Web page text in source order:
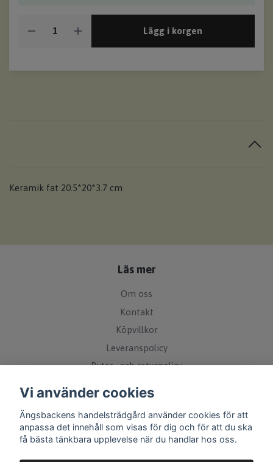
Lägg i korgen
Keramik fat 20.5*20*3.7 cm
Läs mer
Om oss
Kontakt
Köpvillkor
Leveranspolicy
Bytes- och returpolicy
Sociala medier
Vi använder cookies
Ängsbackens handelsträdgård använder cookies för att
anpassa det innehåll som visas för dig och för att du ska
få bästa tänkbara upplevelse när du handlar hos oss.